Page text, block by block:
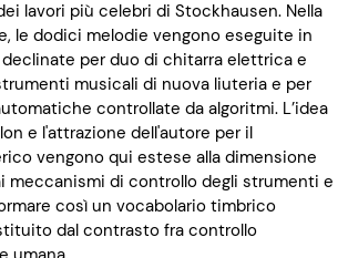
lavori più celebri di Stockhausen. Nella
le dodici melodie vengono eseguite in
per duo di chitarra elettrica e
musicali di nuova liuteria e per
controllate da algoritmi. L’idea
e l'attrazione dell'autore per il
vengono qui estese alla dimensione
meccanismi di controllo degli strumenti e
così un vocabolario timbrico
dal contrasto fra controllo